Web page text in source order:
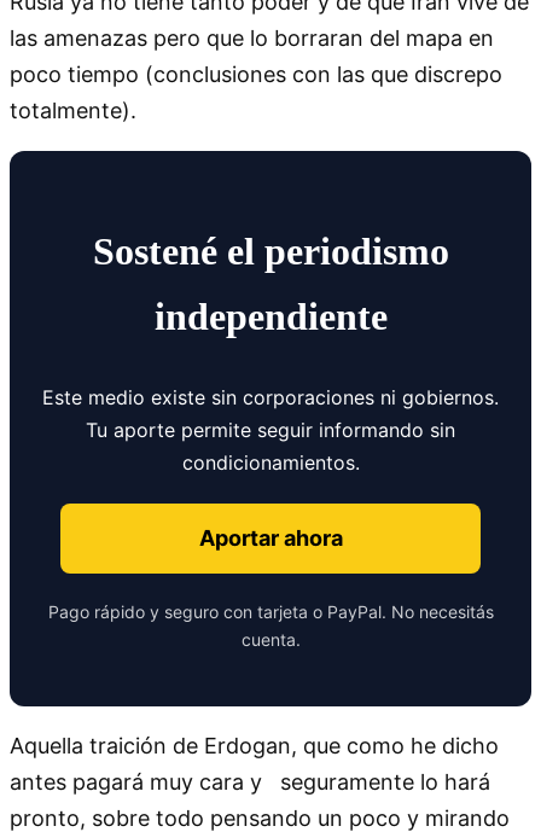
las amenazas pero que lo borraran del mapa en
poco tiempo (conclusiones con las que discrepo
totalmente).
Sostené el periodismo
independiente
Este medio existe sin corporaciones ni gobiernos.
Tu aporte permite seguir informando sin
condicionamientos.
Aportar ahora
Pago rápido y seguro con tarjeta o PayPal. No necesitás
cuenta.
Aquella traición de Erdogan, que como he dicho
antes pagará muy cara y seguramente lo hará
pronto, sobre todo pensando un poco y mirando